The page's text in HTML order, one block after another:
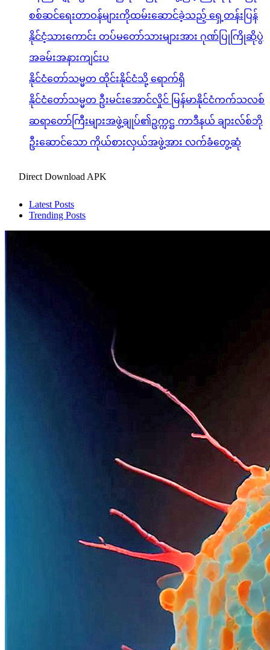
စစ်ဆင်ရေးတာဝန်များကိုထမ်းဆောင်ခဲ့သည့် ရှေ့တန်းပြန်
နိုင်ငံ့သားကောင်း တပ်မတော်သားများအား ဂုဏ်ပြုကြိုဆိုပွဲ
အခမ်းအနားကျင်းပ
နိုင်ငံတော်သမ္မတ ထိုင်းနိုင်ငံသို့ ရောက်ရှိ
နိုင်ငံတော်သမ္မတ ဦးမင်းအောင်လှိုင် မြန်မာနိုင်ငံကက်သလစ်
ဆရာတော်ကြီးများအဖွဲ့ချုပ်၏ဥက္ကဋ္ဌ ကာဒီနယ် ချားလ်စ်ဘို
ဦးဆောင်သော ကိုယ်စားလှယ်အဖွဲ့အား လက်ခံတွေ့ဆုံ
Direct Download APK
Latest Posts
Trending Posts